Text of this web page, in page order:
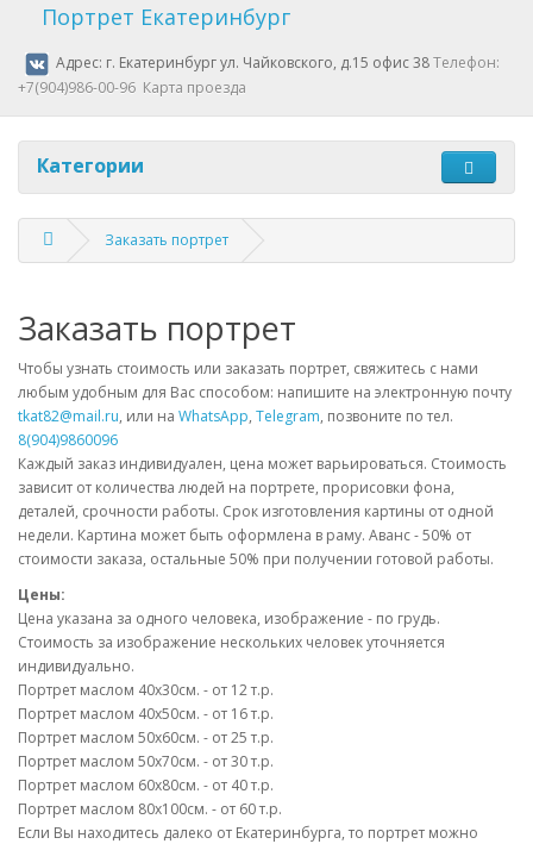
Портрет Екатеринбург
Адрес: г. Екатеринбург ул. Чайковского, д.15 офис 38Телефон:
+7(904)986-00-96 Карта проезда
Категории
Заказать портрет
Заказать портрет
Чтобы узнать стоимость или заказать портрет, свяжитесь с нами
любым удобным для Вас способом: напишите на электронную почту
tkat82@mail.ru, или на WhatsApp, Telegram, позвоните по тел.
8(904)9860096
Каждый заказ индивидуален, цена может варьироваться. Стоимость
зависит от количества людей на портрете, прорисовки фона,
деталей, срочности работы. Срок изготовления картины от одной
недели. Картина может быть оформлена в раму. Аванс - 50% от
стоимости заказа, остальные 50% при получении готовой работы.
Цены:
Цена указана за одного человека, изображение - по грудь.
Стоимость за изображение нескольких человек уточняется
индивидуально.
Портрет маслом 40х30см. - от 12 т.р.
Портрет маслом 40х50см. - от 16 т.р.
Портрет маслом 50х60см. - от 25 т.р.
Портрет маслом 50х70см. - от 30 т.р.
Портрет маслом 60х80см. - от 40 т.р.
Портрет маслом 80х100см. - от 60 т.р.
Если Вы находитесь далеко от Екатеринбурга, то портрет можно